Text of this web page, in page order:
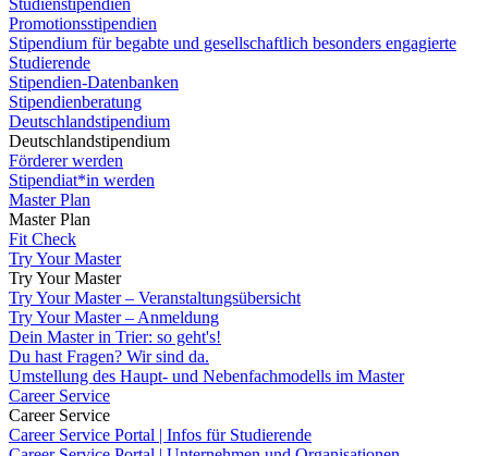
Studienstipendien
Promotionsstipendien
Stipendium für begabte und gesellschaftlich besonders engagierte
Studierende
Stipendien-Datenbanken
Stipendienberatung
Deutschlandstipendium
Deutschlandstipendium
Förderer werden
Stipendiat*in werden
Master Plan
Master Plan
Fit Check
Try Your Master
Try Your Master
Try Your Master – Veranstaltungsübersicht
Try Your Master – Anmeldung
Dein Master in Trier: so geht's!
Du hast Fragen? Wir sind da.
Umstellung des Haupt- und Nebenfachmodells im Master
Career Service
Career Service
Career Service Portal | Infos für Studierende